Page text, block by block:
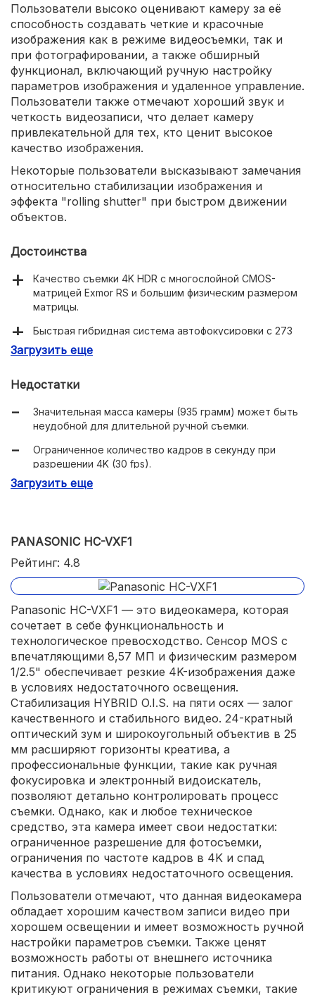
Пользователи высоко оценивают камеру за её
способность создавать четкие и красочные
изображения как в режиме видеосъемки, так и
при фотографировании, а также обширный
функционал, включающий ручную настройку
параметров изображения и удаленное управление.
Пользователи также отмечают хороший звук и
четкость видеозаписи, что делает камеру
привлекательной для тех, кто ценит высокое
качество изображения.
Некоторые пользователи высказывают замечания
относительно стабилизации изображения и
эффекта "rolling shutter" при быстром движении
объектов.
Достоинства
Качество съемки 4K HDR с многослойной CMOS-
матрицей Exmor RS и большим физическим размером
матрицы.
Быстрая гибридная система автофокусировки с 273
фазовыми точками.
экран.
Процессор изображений BIONZ X с расширенным
динамическим диапазоном (HDR).
Разнообразные опции коннективности, включая Wi-Fi
и NFC.
Загрузить еще
Недостатки
Значительная масса камеры (935 грамм) может быть
неудобной для длительной ручной съемки.
Ограниченное количество кадров в секунду при
разрешении 4K (30 fps).
Замечания относительно стабилизации изображения
Загрузить еще
PANASONIC HC-VXF1
Рейтинг: 4.8
Panasonic HC-VXF1 — это видеокамера, которая
сочетает в себе функциональность и
технологическое превосходство. Сенсор MOS с
впечатляющими 8,57 МП и физическим размером
1/2.5" обеспечивает резкие 4K-изображения даже
в условиях недостаточного освещения.
Стабилизация HYBRID O.I.S. на пяти осях — залог
качественного и стабильного видео. 24-кратный
оптический зум и широкоугольный объектив в 25
мм расширяют горизонты креатива, а
профессиональные функции, такие как ручная
фокусировка и электронный видоискатель,
позволяют детально контролировать процесс
съемки. Однако, как и любое техническое
средство, эта камера имеет свои недостатки:
ограниченное разрешение для фотосъемки,
ограничения по частоте кадров в 4K и спад
качества в условиях недостаточного освещения.
Пользователи отмечают, что данная видеокамера
обладает хорошим качеством записи видео при
хорошем освещении и имеет возможность ручной
настройки параметров съемки. Также ценят
возможность работы от внешнего источника
питания. Однако некоторые пользователи
критикуют ограничения в режимах съемки, такие